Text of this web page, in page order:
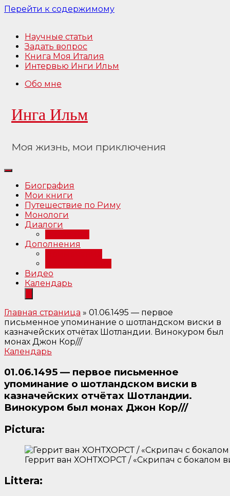
Перейти к содержимому
Научные статьи
Задать вопрос
Книга Моя Италия
Интервью Инги Ильм
Обо мне
Инга Ильм
Моя жизнь, мои приключения
Биография
Мои книги
Путешествие по Риму
Монологи
Диалоги
Дополнения
Видео
Календарь
Главная страница » 01.06.1495 — первое
письменное упоминание о шотландском виски в
казначейских отчётах Шотландии. Винокуром был
монах Джон Кор///
Календарь
01.06.1495 — первое письменное
упоминание о шотландском виски в
казначейских отчётах Шотландии.
Винокуром был монах Джон Кор///
Pictura:
Геррит ван ХОНТХОРСТ / «Скрипач с бокалом
Littera: